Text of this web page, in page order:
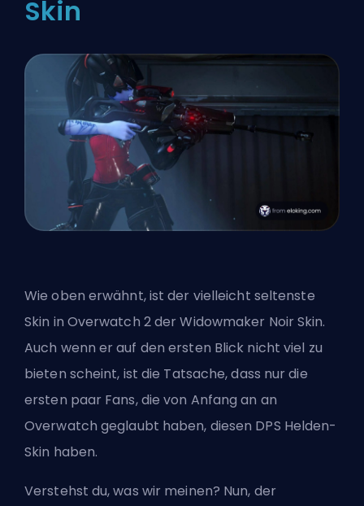
Skin
Wie oben erwähnt, ist der vielleicht seltenste
Skin in Overwatch 2 der Widowmaker Noir Skin.
Auch wenn er auf den ersten Blick nicht viel zu
bieten scheint, ist die Tatsache, dass nur die
ersten paar Fans, die von Anfang an an
Overwatch geglaubt haben, diesen DPS Helden-
Skin haben.
Verstehst du, was wir meinen? Nun, der